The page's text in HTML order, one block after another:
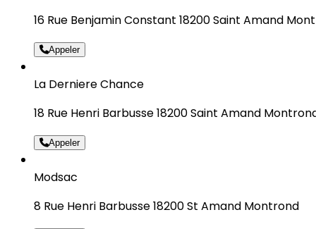
16 Rue Benjamin Constant 18200 Saint Amand
Appeler
La Derniere Chance
18 Rue Henri Barbusse 18200 Saint Amand
Appeler
Modsac
8 Rue Henri Barbusse 18200 St Amand Montrond